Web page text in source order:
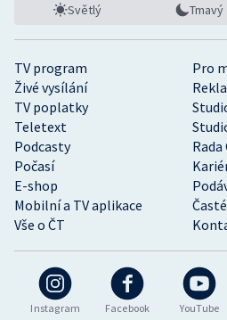
Instagram Facebook YouTube
TV program
Pro
Živé vysílání
TV poplatky
Teletext
Podcasty
Rada
Počasí
E-shop
Mobilní a TV aplikace
Vše o ČT
Světlý Tmavý